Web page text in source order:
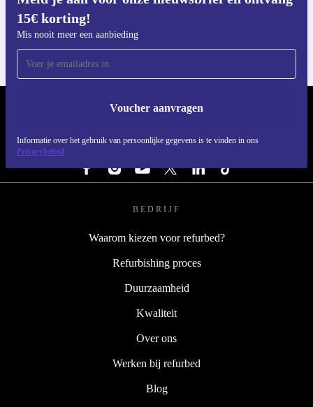
aan minder e-waste. Klaar voor jouw volgende stap? De
ThinkPad L390 staat voor je klaar.
15€ korting!
Mis nooit meer een aanbieding
Voucher aanvragen
Informatie over het gebruik van persoonlijke gegevens is te vinden in ons
Privacybeleid
REFURBED NEDERLAND - RETHINK NEW.
VOLG ONS
BEDRIJF
Waarom kiezen voor refurbed?
Refurbishing proces
Duurzaamheid
Kwaliteit
Over ons
Werken bij refurbed
Blog